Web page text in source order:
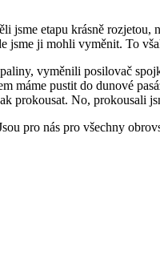
etapu krásně rozjetou,
jsme ji mohli vyměnit. To
vyměnili posilovač
máme pustit do dunové
prokousat. No, prokousali
pro nás pro všechny